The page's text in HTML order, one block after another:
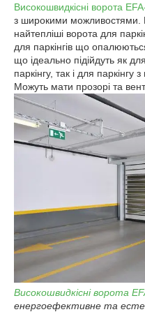
Високошвидкісні ворота
з широкими можливостями.
найтепліші ворота для
для паркінгів що
що ідеально підійдуть як
паркінгу, так і для паркінгу
Можуть мати прозорі та
Високошвидкісні ворота
енергоефективне та